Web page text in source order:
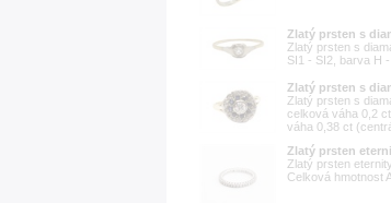
Zlatý prsten s
Zlatý prsten s
SI1 - SI2, barva H
Zlatý prsten s
Zlatý prsten s
celková váha 0,2
váha 0,38 ct
Zlatý prsten
Zlatý prsten
Celková hmotnost